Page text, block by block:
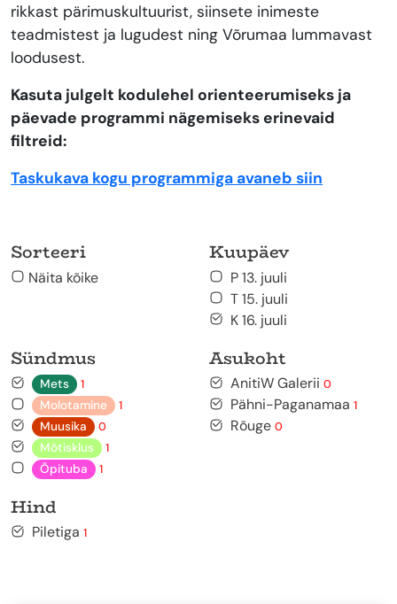
rikkast pärimuskultuurist, siinsete inimeste
teadmistest ja lugudest ning Võrumaa lummavast
loodusest.
Kasuta julgelt kodulehel orienteerumiseks ja
päevade programmi nägemiseks erinevaid
filtreid:
Taskukava kogu programmiga avaneb siin
Sorteeri
Näita kõike
Kuupäev
P 13. juuli
T 15. juuli
K 16. juuli
Sündmus
Mets
1
Molotamine
1
Muusika
0
Mõtisklus
1
Õpituba
1
Asukoht
AnitiW Galerii 0
Pähni-Paganamaa 1
Rõuge 0
Hind
Piletiga 1